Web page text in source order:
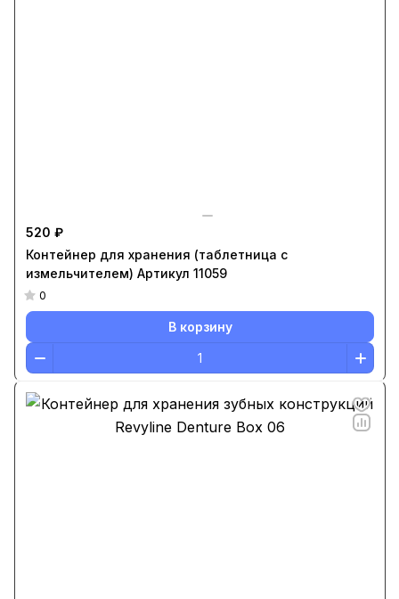
520 ₽
Контейнер для хранения (таблетница с
измельчителем) Артикул 11059
0
В корзину